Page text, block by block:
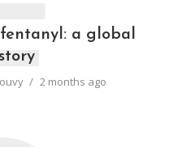
a global
2 months ago